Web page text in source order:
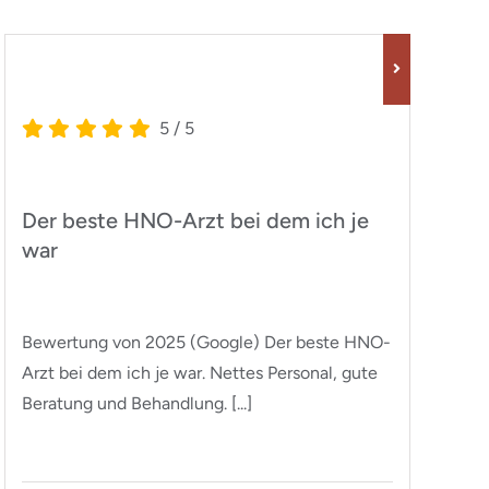
5 / 5
Der beste HNO-Arzt bei dem ich je
war
Bewertung von 2025 (Google) Der beste HNO-
Arzt bei dem ich je war. Nettes Personal, gute
Beratung und Behandlung. [...]